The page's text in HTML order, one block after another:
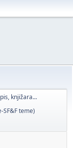
knjižara...
SF&F teme)